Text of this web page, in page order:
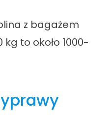
z bagażem
to około 1000-